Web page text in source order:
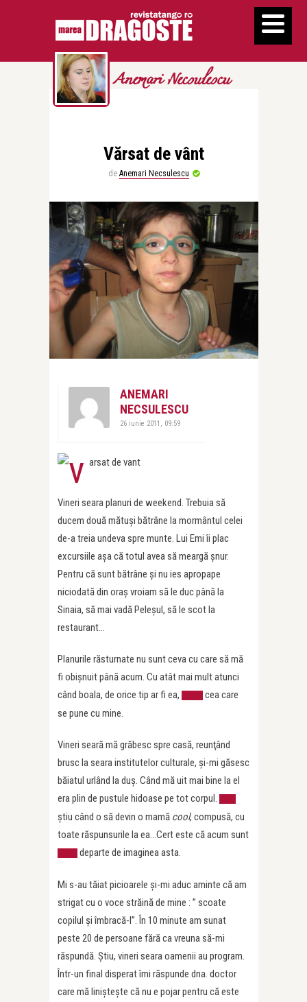
Anemari Necsulescu
Vărsat de vânt
de Anemari Necsulescu
ANEMARI
NECSULESCU
26 iunie 2011, 09:59
Vineri seara planuri de weekend. Trebuia să
ducem două mătuşi bătrâne la mormântul celei
de-a treia undeva spre munte. Lui Emi îi plac
excursiile aşa că totul avea să meargă şnur.
Pentru că sunt bătrâne şi nu ies apropape
niciodată din oraş vroiam să le duc până la
Sinaia, să mai vadă Peleşul, să le scot la
restaurant…
Planurile răsturnate nu sunt ceva cu care să mă
fi obişnuit până acum. Cu atât mai mult atunci
când boala, de orice tip ar fi ea,
cea care
se pune cu mine.
Vineri seară mă grăbesc spre casă, reunţând
brusc la seara institutelor culturale, şi-mi găsesc
băiatul urlând la duş. Când mă uit mai bine la el
era plin de pustule hidoase pe tot corpul.
ştiu când o să devin o mamă cool, compusă, cu
toate răspunsurile la ea…Cert este că acum sunt
departe de imaginea asta.
Mi s-au tăiat picioarele şi-mi aduc aminte că am
strigat cu o voce străină de mine : ” scoate
copilul şi îmbracă-l”. În 10 minute am sunat
peste 20 de persoane fără ca vreuna să-mi
răspundă. Ştiu, vineri seara oamenii au program.
Într-un final disperat îmi răspunde dna. doctor
care mă linişteşte că nu e pojar pentru că este